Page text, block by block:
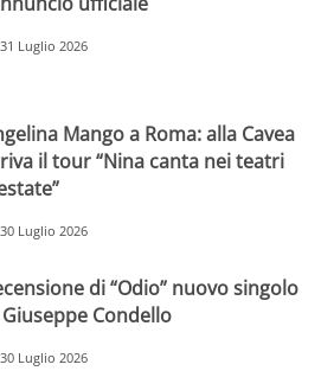
31 Luglio 2026
Mango a Roma: alla Cavea
il tour “Nina canta nei teatri
30 Luglio 2026
di “Odio” nuovo singolo
Condello
30 Luglio 2026